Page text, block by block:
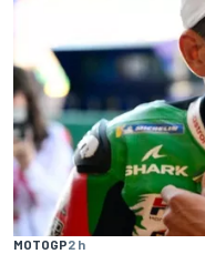
MOTOGP2 h